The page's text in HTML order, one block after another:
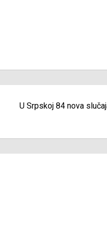
U Srpskoj 84 nova